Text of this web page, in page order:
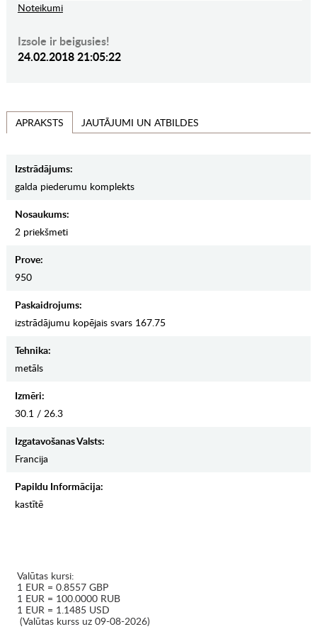
Noteikumi
Izsole ir beigusies!
24.02.2018 21:05:22
APRAKSTS JAUTĀJUMI UN ATBILDES
Izstrādājums:
galda piederumu komplekts
Nosaukums:
2 priekšmeti
Prove:
950
Paskaidrojums:
izstrādājumu kopējais svars 167.75
Tehnika:
metāls
Izmēri:
30.1 / 26.3
Izgatavošanas Valsts:
Francija
Papildu Informācija:
kastītē
Valūtas kursi:
1 EUR = 0.8557 GBP
1 EUR = 100.0000 RUB
1 EUR = 1.1485 USD
(Valūtas kurss uz 09-08-2026)